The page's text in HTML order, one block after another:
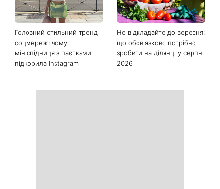
Головний стильний тренд
соцмереж: чому
мініспідниця з паєтками
підкорила Instagram
Не відкладайте до вересня:
що обов'язково потрібно
зробити на ділянці у серпні
2026